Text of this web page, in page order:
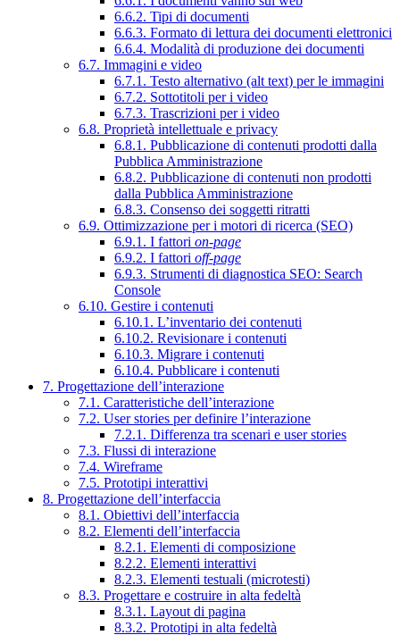
6.6.2. Tipi di documenti
6.6.3. Formato di lettura dei documenti elettronici
6.6.4. Modalità di produzione dei documenti
6.7. Immagini e video
6.7.1. Testo alternativo (alt text) per le immagini
6.7.2. Sottotitoli per i video
6.7.3. Trascrizioni per i video
6.8. Proprietà intellettuale e privacy
6.8.1. Pubblicazione di contenuti prodotti dalla
Pubblica Amministrazione
6.8.2. Pubblicazione di contenuti non prodotti
dalla Pubblica Amministrazione
6.8.3. Consenso dei soggetti ritratti
6.9. Ottimizzazione per i motori di ricerca (SEO)
6.9.1. I fattori on-page
6.9.2. I fattori off-page
6.9.3. Strumenti di diagnostica SEO: Search
Console
6.10. Gestire i contenuti
6.10.1. L’inventario dei contenuti
6.10.2. Revisionare i contenuti
6.10.3. Migrare i contenuti
6.10.4. Pubblicare i contenuti
7. Progettazione dell’interazione
7.1. Caratteristiche dell’interazione
7.2. User stories per definire l’interazione
7.2.1. Differenza tra scenari e user stories
7.3. Flussi di interazione
7.4. Wireframe
7.5. Prototipi interattivi
8. Progettazione dell’interfaccia
8.1. Obiettivi dell’interfaccia
8.2. Elementi dell’interfaccia
8.2.1. Elementi di composizione
8.2.2. Elementi interattivi
8.2.3. Elementi testuali (microtesti)
8.3. Progettare e costruire in alta fedeltà
8.3.1. Layout di pagina
8.3.2. Prototipi in alta fedeltà